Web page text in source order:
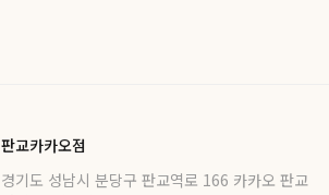
판교카카오점
경기도 성남시 분당구 판교역로 166 카카오 판교